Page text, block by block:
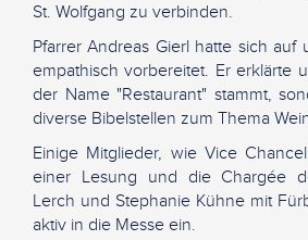
St. Wolfgang zu verbinden.
Pfarrer Andreas Gierl hatte sich auf
empathisch vorbereitet. Er erklärte
der Name "Restaurant" stammt,
diverse Bibelstellen zum Thema
Einige Mitglieder, wie Vice
einer Lesung und die Chargée
Lerch und Stephanie Kühne mit
aktiv in die Messe ein.